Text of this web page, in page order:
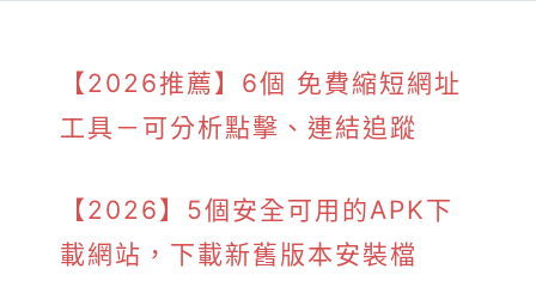
【2026推薦】6個 免費縮短網址
工具－可分析點擊、連結追蹤
【2026】5個安全可用的APK下
載網站，下載新舊版本安裝檔